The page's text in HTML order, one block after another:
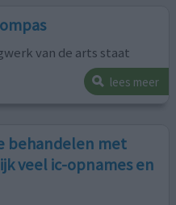
van de arts staat
lees meer
behandelen met
veel ic-opnames en